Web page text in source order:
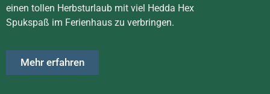
einen tollen Herbsturlaub mit viel Hedda Hex
Spukspaß im Ferienhaus zu verbringen.
Mehr erfahren